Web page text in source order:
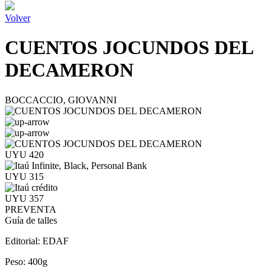
Volver
CUENTOS JOCUNDOS DEL
DECAMERON
BOCCACCIO, GIOVANNI
UYU 420
UYU 315
UYU 357
PREVENTA
Guía de talles
Editorial: EDAF
Peso: 400g